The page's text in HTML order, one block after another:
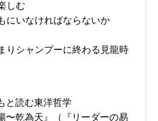
しむ
にいなければならないか
りシャンプーに終わる見龍時
と読む東洋哲学
乾為天』（『リーダーの易